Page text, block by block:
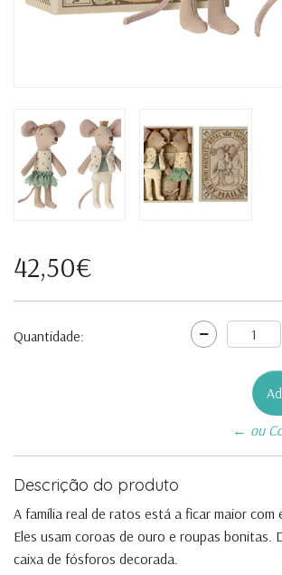
42,50€
Quantidade:
← ou
Descrição do produto
A família real de ratos está a ficar maior com
Eles usam coroas de ouro e roupas bonitas.
caixa de fósforos decorada.